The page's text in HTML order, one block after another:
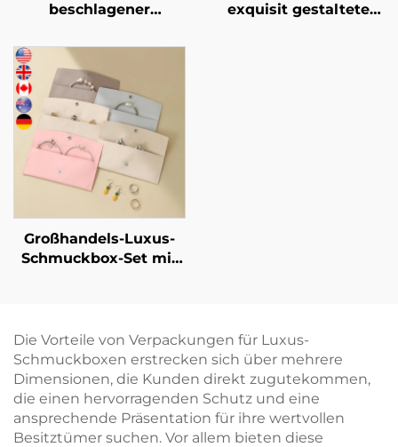
beschlagener
Schubladentresor aus
geometrischem
Karton für eine
exklusive
Schmuckmarke –
avantgardistische
Identitätsverpackung
exquisit gestaltete
Großhandels-Luxus-
Schmuckbox-Set mit
Ohrringe mit
Schublade,
personalisierte
Geschenkbox im
Großpack
Die Vorteile von Verpackungen für Luxus-
Schmuckboxen erstrecken sich über mehrere
Dimensionen, die Kunden direkt zugutekommen,
die einen hervorragenden Schutz und eine
ansprechende Präsentation für ihre wertvollen
Besitztümer suchen. Vor allem bieten diese